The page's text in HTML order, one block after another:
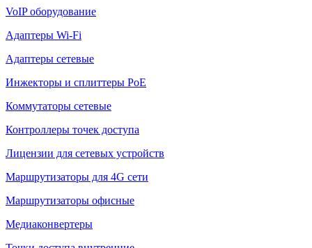
VoIP оборудование
Адаптеры Wi-Fi
Адаптеры сетевые
Инжекторы и сплиттеры РоЕ
Коммутаторы сетевые
Контроллеры точек доступа
Лицензии для сетевых устройств
Маршрутизаторы для 4G сети
Маршрутизаторы офисные
Медиаконвертеры